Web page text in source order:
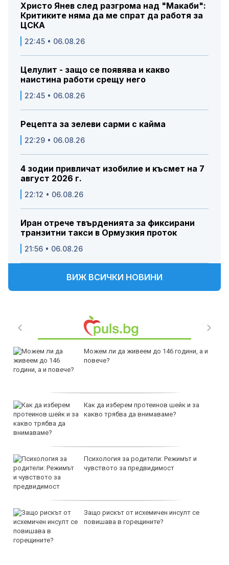
Христо Янев след разгрома над "Макаби":
Критиките няма да ме спрат да работя за
ЦСКА
22:45 • 06.08.26
Целулит - защо се появява и какво
наистина работи срещу него
22:45 • 06.08.26
Рецепта за зелеви сарми с кайма
22:29 • 06.08.26
4 зодии привличат изобилие и късмет на 7
август 2026 г.
22:12 • 06.08.26
Иран отрече твърденията за фиксирани
транзитни такси в Ормузкия проток
21:56 • 06.08.26
ВИЖ ВСИЧКИ НОВИНИ
Можем ли да живеем до 146 години, а и
повече?
Как да изберем протеинов шейк и за
какво трябва да внимаваме?
Психология за родители: Режимът и
чувството за предвидимост
Защо рискът от исхемичен инсулт се
повишава в горещините?